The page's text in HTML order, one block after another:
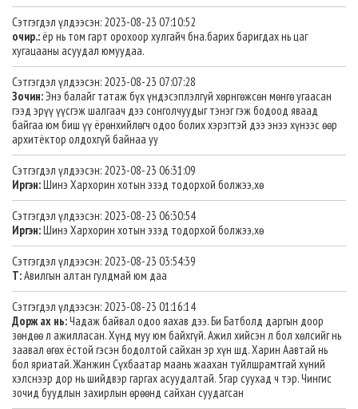
Сэтгэгдэл үлдээсэн: 2023-08-23 07:10:52
очир.:ёр нь том гарт орохоор хулгайч бна.барих баригдах нь цаг
хугацааны асуудал юмуудаа.
Сэтгэгдэл үлдээсэн: 2023-08-23 07:07:28
Зочин:Энэ балайг татаж бүх үндэсэплэлгүй хөрнгөжсөн мөнгө угаасан
гээд эрүү үүсгэж шалгаач дээ сонголчуудыг тэнэг гэж бодоод яваад
байгаа юм биш үү ёрөнхийлөгч одоо болих хэрэгтэй дээ энээ хүнээс өөр
архитёктор олдохгүй байнаа уу
Сэтгэгдэл үлдээсэн: 2023-08-23 06:31:09
Иргэн:Шинэ Хархорин хотын эзэд тодорхой болжээ,хө
Сэтгэгдэл үлдээсэн: 2023-08-23 06:30:54
Иргэн:Шинэ Хархорин хотын эзэд тодорхой болжээ,хө
Сэтгэгдэл үлдээсэн: 2023-08-23 03:54:39
Т:Авилгын алтан гулдмай юм даа
Сэтгэгдэл үлдээсэн: 2023-08-23 01:16:14
Дорж ах нь:Чадаж байвал одоо яахав дээ. Би Батболд даргын доор
зөндөө л ажилласан. Хүнд муу юм байхгүй. Ажил хийсэн л бол хөлсийг нь
заавал өгөх ёстой гэсэн бодолтой сайхан эр хүн шд. Харин Аавтай нь
бол яриатай. Жанжин Сүхбаатар маань жаахан туйлшрамтгай хүний
хэлснээр дор нь шийдвэр гаргах асуудалтай. 5гар суухад ч тэр. Чингис
зочид буудлын захирлын өрөөнд сайхан суудагсан